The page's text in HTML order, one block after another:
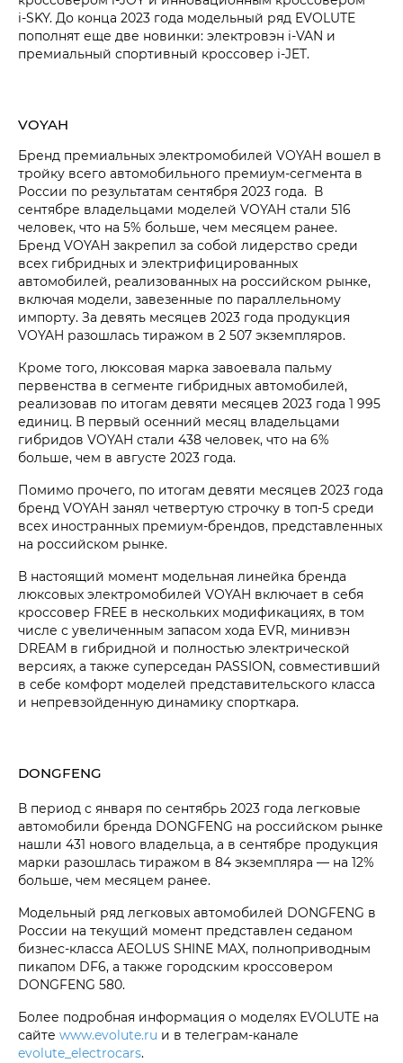
i‑SKY. До конца 2023 года модельный ряд EVOLUTE
пополнят еще две новинки: электровэн i‑VAN и
премиальный спортивный кроссовер i‑JET.
VOYAH
Бренд премиальных электромобилей VOYAH вошел в
тройку всего автомобильного премиум-сегмента в
России по результатам сентября 2023 года. В
сентябре владельцами моделей VOYAH стали 516
человек, что на 5% больше, чем месяцем ранее.
Бренд VOYAH закрепил за собой лидерство среди
всех гибридных и электрифицированных
автомобилей, реализованных на российском рынке,
включая модели, завезенные по параллельному
импорту. За девять месяцев 2023 года продукция
VOYAH разошлась тиражом в 2 507 экземпляров.
Кроме того, люксовая марка завоевала пальму
первенства в сегменте гибридных автомобилей,
реализовав по итогам девяти месяцев 2023 года 1 995
единиц. В первый осенний месяц владельцами
гибридов VOYAH стали 438 человек, что на 6%
больше, чем в августе 2023 года.
Помимо прочего, по итогам девяти месяцев 2023 года
бренд VOYAH занял четвертую строчку в топ-5 среди
всех иностранных премиум-брендов, представленных
на российском рынке.
В настоящий момент модельная линейка бренда
люксовых электромобилей VOYAH включает в себя
кроссовер FREE в нескольких модификациях, в том
числе с увеличенным запасом хода EVR, минивэн
DREAM в гибридной и полностью электрической
версиях, а также суперседан PASSION, совместивший
в себе комфорт моделей представительского класса
и непревзойденную динамику спорткара.
DONGFENG
В период с января по сентябрь 2023 года легковые
автомобили бренда DONGFENG на российском рынке
нашли 431 нового владельца, а в сентябре продукция
марки разошлась тиражом в 84 экземпляра — на 12%
больше, чем месяцем ранее.
Модельный ряд легковых автомобилей DONGFENG в
России на текущий момент представлен седаном
бизнес-класса AEOLUS SHINE MAX, полноприводным
пикапом DF6, а также городским кроссовером
DONGFENG 580.
Более подробная информация о моделях EVOLUTE на
сайте www.evolute.ru и в телеграм-канале
evolute_electrocars.